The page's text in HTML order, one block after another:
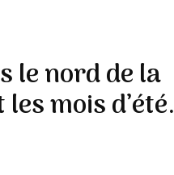
le nord de la
mois d’été.